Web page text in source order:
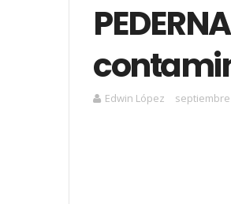
Edwin López septiembre